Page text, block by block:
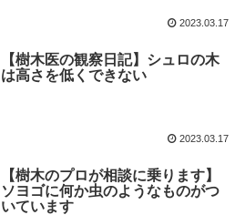
2023.03.17
【樹木医の観察日記】シュロの木
は高さを低くできない
2023.03.17
【樹木のプロが相談に乗ります】
ソヨゴに何か虫のようなものがつ
いています